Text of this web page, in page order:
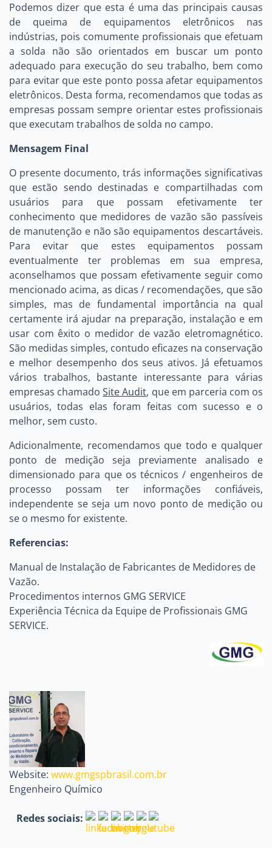
Podemos dizer que esta é uma das principais causas
de queima de equipamentos eletrônicos nas
indústrias, pois comumente profissionais que efetuam
a solda não são orientados em buscar um ponto
adequado para execução do seu trabalho, bem como
para evitar que este ponto possa afetar equipamentos
eletrônicos. Desta forma, recomendamos que todas as
empresas possam sempre orientar estes profissionais
que executam trabalhos de solda no campo.
Mensagem Final
O presente documento, trás informações significativas
que estão sendo destinadas e compartilhadas com
usuários para que possam efetivamente ter
conhecimento que medidores de vazão são passíveis
de manutenção e não são equipamentos descartáveis.
Para evitar que estes equipamentos possam
eventualmente ter problemas em sua empresa,
aconselhamos que possam efetivamente seguir como
mencionado acima, as dicas / recomendações, que são
simples, mas de fundamental importância na qual
certamente irá ajudar na preparação, instalação e em
usar com êxito o medidor de vazão eletromagnético.
São medidas simples, contudo eficazes na conservação
e melhor desempenho dos seus ativos. Já efetuamos
vários trabalhos, bastante interessante para várias
empresas chamadoSite Audit, que em parceria com os
usuários, todas elas foram feitas com sucesso e o
melhor, sem custo.
Adicionalmente, recomendamos que todo e qualquer
ponto de medição seja previamente analisado e
dimensionado para que os técnicos / engenheiros de
processo possam ter informações confiáveis,
independente se seja um novo ponto de medição ou
se o mesmo for existente.
Referencias:
Manual de Instalação de Fabricantes de Medidores de
Vazão.
Procedimentos internos GMG SERVICE
Experiência Técnica da Equipe de Profissionais GMG
SERVICE.
Website: www.gmgspbrasil.com.br
Engenheiro Químico
Redes sociais: